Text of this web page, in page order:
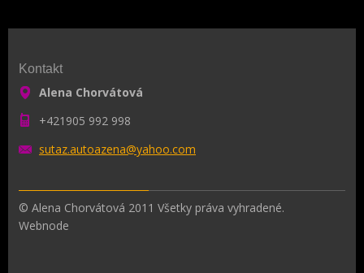
Kontakt
Alena Chorvátová
+421905 992 998
sutaz.autoazena@yahoo.com
© Alena Chorvátová 2011 Všetky práva vyhradené.
Webnode